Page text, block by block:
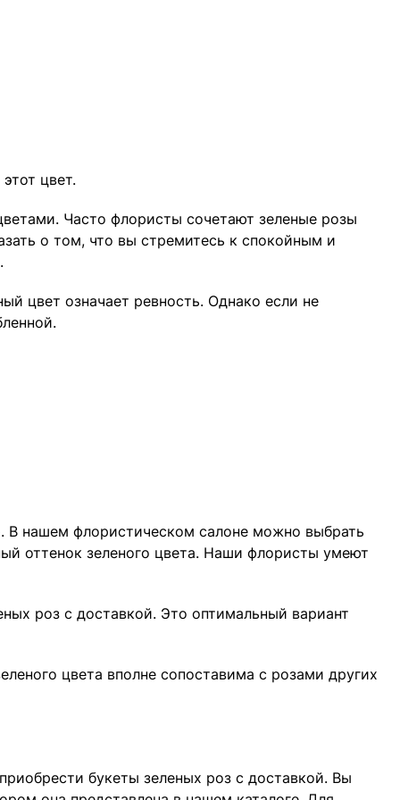
цвет.
Часто флористы сочетают зеленые розы
о том, что вы стремитесь к спокойным и
цвет означает ревность. Однако если не
В нашем флористическом салоне можно выбрать
оттенок зеленого цвета. Наши флористы умеют
роз с доставкой. Это оптимальный вариант
цвета вполне сопоставима с розами других
букеты зеленых роз с доставкой. Вы